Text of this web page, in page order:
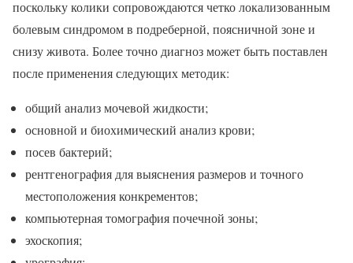
поскольку колики сопровождаются четко локализованным
болевым синдромом в подреберной, поясничной зоне и
снизу живота. Более точно диагноз может быть поставлен
после применения следующих методик:
общий анализ мочевой жидкости;
основной и биохимический анализ крови;
посев бактерий;
рентгенография для выяснения размеров и точного
местоположения конкрементов;
компьютерная томография почечной зоны;
эхоскопия;